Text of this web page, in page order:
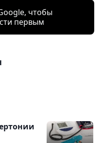
чтобы
первым